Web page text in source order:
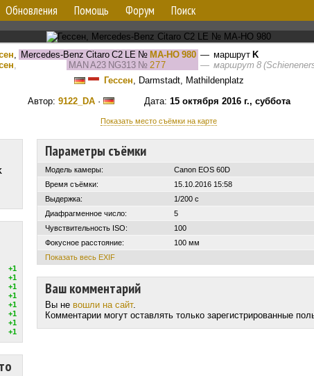
Обновления Помощь Форум Поиск
, Mercedes-Benz Citaro C2 LE № MA-HO 980 — маршрут K
, MAN A23 NG313 № 277 — маршрут 8
Гессен, Darmstadt, Mathildenplatz
Автор: 9122_DA· Дата: 15 октября 2016 г., суббота
Показать место съёмки на карте
+1
+1
+1
+1
+1
+1
+1
+1
Параметры съёмки
Модель камеры:
Canon EOS 60D
Время съёмки:
15.10.2016 15:58
Выдержка:
1/200 с
Диафрагменное число:
5
Чувствительность ISO:
100
Фокусное расстояние:
100 мм
Показать весь EXIF
Ваш комментарий
Вы не вошли на сайт.
Комментарии могут оставлять только зарегистрированные